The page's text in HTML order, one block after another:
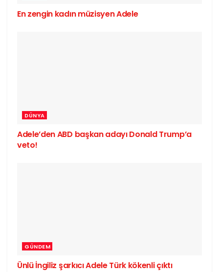
En zengin kadın müzisyen Adele
DÜNYA
Adele’den ABD başkan adayı Donald Trump’a
veto!
GÜNDEM
Ünlü İngiliz şarkıcı Adele Türk kökenli çıktı